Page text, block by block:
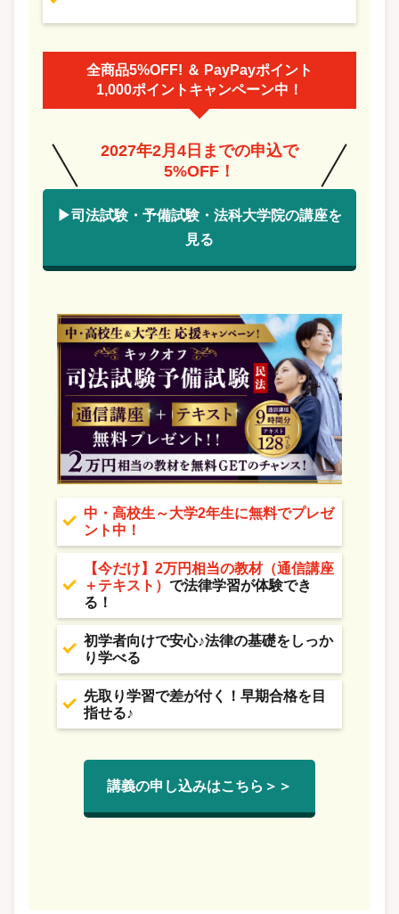
全商品5%OFF! ＆ PayPayポイント
1,000ポイントキャンペーン中！
2027年2月4日までの申込で
5%OFF！
▶司法試験・予備試験・法科大学院の講座を
見る
中・高校生～大学2年生に無料でプレゼ
ント中！
【今だけ】2万円相当の教材（通信講座
＋テキスト） で法律学習が体験でき
る！
初学者向けで安心♪法律の基礎をしっか
り学べる
先取り学習で差が付く！早期合格を目
指せる♪
講義の申し込みはこちら＞＞